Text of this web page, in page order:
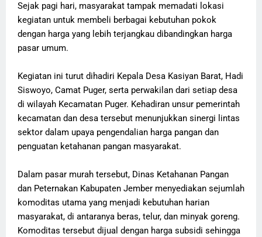
Sejak pagi hari, masyarakat tampak memadati lokasi
kegiatan untuk membeli berbagai kebutuhan pokok
dengan harga yang lebih terjangkau dibandingkan harga
pasar umum.
Kegiatan ini turut dihadiri Kepala Desa Kasiyan Barat, Hadi
Siswoyo, Camat Puger, serta perwakilan dari setiap desa
di wilayah Kecamatan Puger. Kehadiran unsur pemerintah
kecamatan dan desa tersebut menunjukkan sinergi lintas
sektor dalam upaya pengendalian harga pangan dan
penguatan ketahanan pangan masyarakat.
Dalam pasar murah tersebut, Dinas Ketahanan Pangan
dan Peternakan Kabupaten Jember menyediakan sejumlah
komoditas utama yang menjadi kebutuhan harian
masyarakat, di antaranya beras, telur, dan minyak goreng.
Komoditas tersebut dijual dengan harga subsidi sehingga